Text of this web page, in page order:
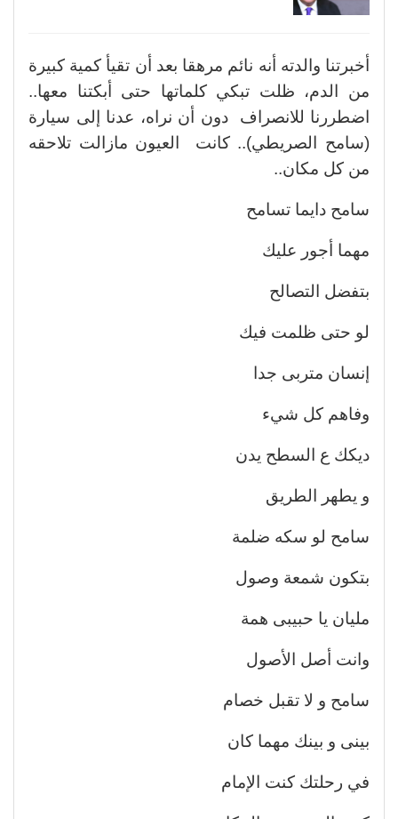
أخبرتنا والدته أنه نائم مرهقا بعد أن تقيأ كمية كبيرة
من الدم، ظلت تبكي كلماتها حتى أبكتنا معها..
اضطررنا للانصراف دون أن نراه، عدنا إلى سيارة
(سامح الصريطي).. كانت العيون مازالت تلاحقه
من كل مكان..
سامح دايما تسامح
مهما أجور عليك
بتفضل التصالح
لو حتى ظلمت فيك
إنسان متربى جدا
وفاهم كل شيء
ديكك ع السطح يدن
و يطهر الطريق
سامح لو سكه ضلمة
بتكون شمعة وصول
مليان يا حبيبى همة
وانت أصل الأصول
سامح و لا تقبل خصام
بينى و بينك مهما كان
في رحلتك كنت الإمام